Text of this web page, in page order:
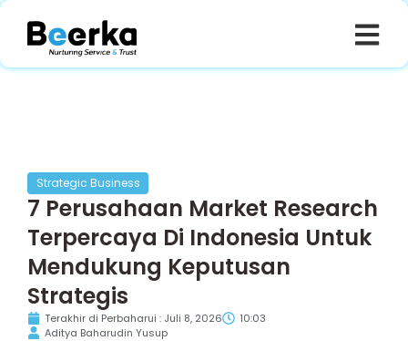
Strategic Business
7 Perusahaan Market Research
Terpercaya Di Indonesia Untuk
Mendukung Keputusan
Strategis
Terakhir di Perbaharui : Juli 8, 2026
10:03
Aditya Baharudin Yusup